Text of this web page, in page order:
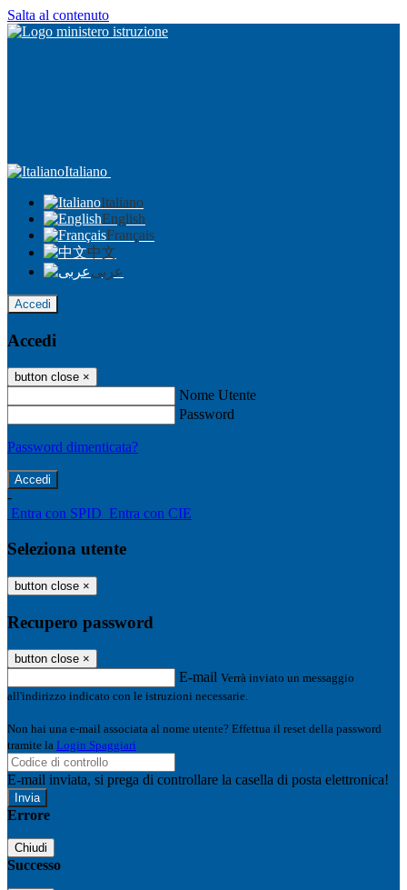
Salta al contenuto
Italiano
Italiano
English
Français
中文
عربى
Accedi
Accedi
button close ×
Nome Utente
Password
Password dimenticata?
-
Entra con SPID Entra con CIE
Seleziona utente
button close ×
Recupero password
button close ×
E-mail Verrà inviato un messaggio
all'indirizzo indicato con le istruzioni necessarie.
Non hai una e-mail associata al nome utente? Effettua il reset della password
tramite la Login Spaggiari
E-mail inviata, si prega di controllare la casella di posta elettronica!
Errore
Chiudi
Successo